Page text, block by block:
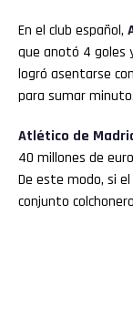
En el club español,
que anotó 4 goles
logró asentarse
para sumar
Atlético de
40 millones de
De este modo, si
conjunto